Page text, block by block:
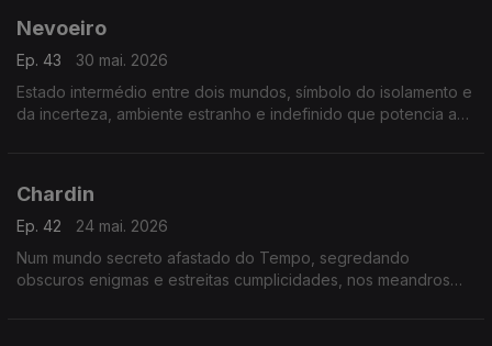
Nevoeiro
Ep. 43
30 mai. 2026
Estado intermédio entre dois mundos, símbolo do isolamento e
da incerteza, ambiente estranho e indefinido que potencia a
Chardin
Ep. 42
24 mai. 2026
Num mundo secreto afastado do Tempo, segredando
obscuros enigmas e estreitas cumplicidades, nos meandros